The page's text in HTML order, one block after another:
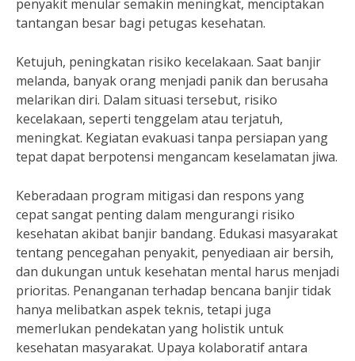
penyakit menular semakin meningkat, menciptakan
tantangan besar bagi petugas kesehatan.
Ketujuh, peningkatan risiko kecelakaan. Saat banjir
melanda, banyak orang menjadi panik dan berusaha
melarikan diri. Dalam situasi tersebut, risiko
kecelakaan, seperti tenggelam atau terjatuh,
meningkat. Kegiatan evakuasi tanpa persiapan yang
tepat dapat berpotensi mengancam keselamatan jiwa.
Keberadaan program mitigasi dan respons yang
cepat sangat penting dalam mengurangi risiko
kesehatan akibat banjir bandang. Edukasi masyarakat
tentang pencegahan penyakit, penyediaan air bersih,
dan dukungan untuk kesehatan mental harus menjadi
prioritas. Penanganan terhadap bencana banjir tidak
hanya melibatkan aspek teknis, tetapi juga
memerlukan pendekatan yang holistik untuk
kesehatan masyarakat. Upaya kolaboratif antara